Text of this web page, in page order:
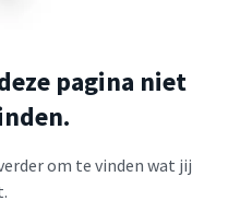
pagina niet
om te vinden wat jij